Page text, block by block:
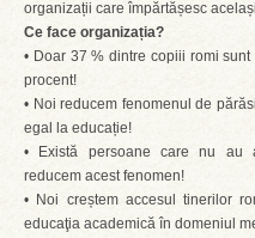
organizații care împărtășesc
Ce face organizația?
• Doar 37 % dintre copiii romi
procent!
• Noi reducem fenomenul de
egal la educație!
• Există persoane care nu au
reducem acest fenomen!
• Noi creștem accesul tinerilor
educaţia academică în domeniul